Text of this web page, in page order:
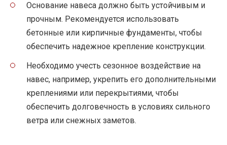
Основание навеса должно быть устойчивым и
прочным. Рекомендуется использовать
бетонные или кирпичные фундаменты, чтобы
обеспечить надежное крепление конструкции.
Необходимо учесть сезонное воздействие на
навес, например, укрепить его дополнительными
креплениями или перекрытиями, чтобы
обеспечить долговечность в условиях сильного
ветра или снежных заметов.